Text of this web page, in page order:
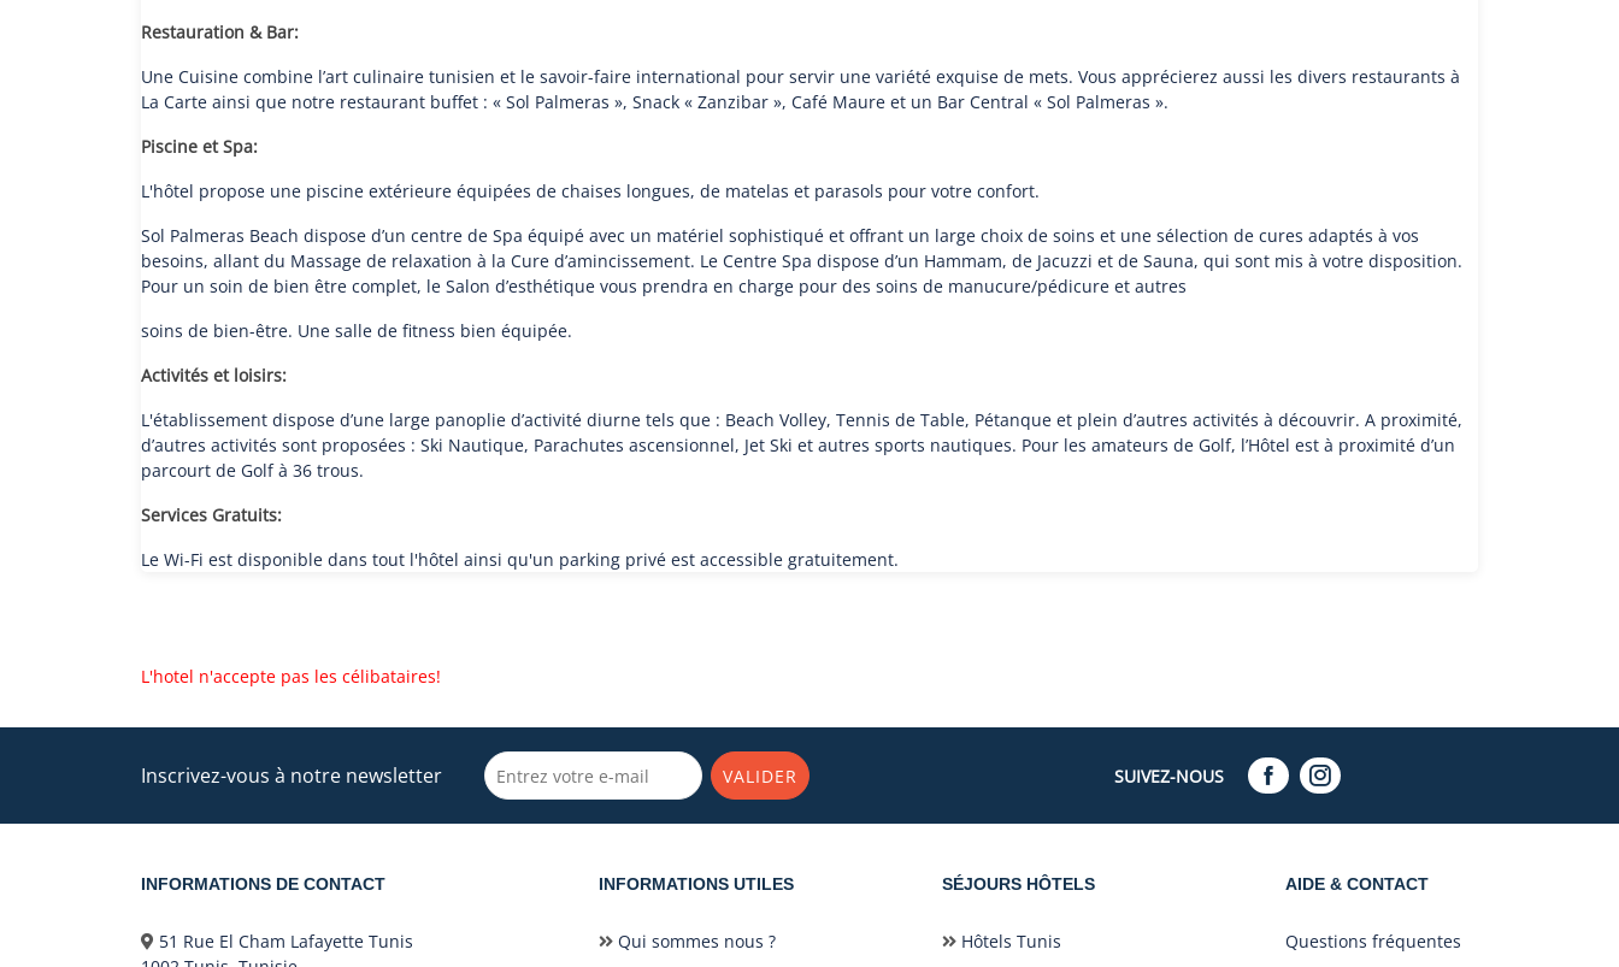
Restauration & Bar:
Une Cuisine combine l’art culinaire tunisien et le savoir-faire international pour servir une variété exquise de mets. Vous apprécierez aussi les divers restaurants à
La Carte ainsi que notre restaurant buffet : « Sol Palmeras », Snack « Zanzibar », Café Maure et un Bar Central « Sol Palmeras ».
Piscine et Spa:
L'hôtel propose une piscine extérieure équipées de chaises longues, de matelas et parasols pour votre confort.
Sol Palmeras Beach dispose d’un centre de Spa équipé avec un matériel sophistiqué et offrant un large choix de soins et une sélection de cures adaptés à vos
besoins, allant du Massage de relaxation à la Cure d’amincissement. Le Centre Spa dispose d’un Hammam, de Jacuzzi et de Sauna, qui sont mis à votre disposition.
Pour un soin de bien être complet, le Salon d’esthétique vous prendra en charge pour des soins de manucure/pédicure et autres
soins de bien-être. Une salle de fitness bien équipée.
Activités et loisirs:
L'établissement dispose d’une large panoplie d’activité diurne tels que : Beach Volley, Tennis de Table, Pétanque et plein d’autres activités à découvrir. A proximité,
d’autres activités sont proposées : Ski Nautique, Parachutes ascensionnel, Jet Ski et autres sports nautiques. Pour les amateurs de Golf, l’Hôtel est à proximité d’un
parcourt de Golf à 36 trous.
Services Gratuits:
Le Wi-Fi est disponible dans tout l'hôtel ainsi qu'un parking privé est accessible gratuitement.
L'hotel n'accepte pas les célibataires!
Inscrivez-vous à notre newsletter VALIDER SUIVEZ-NOUS
INFORMATIONS DE CONTACT
51 Rue El Cham Lafayette Tunis
INFORMATIONS UTILES
Qui sommes nous ?
SÉJOURS HÔTELS
Hôtels Tunis
AIDE & CONTACT
Questions fréquentes